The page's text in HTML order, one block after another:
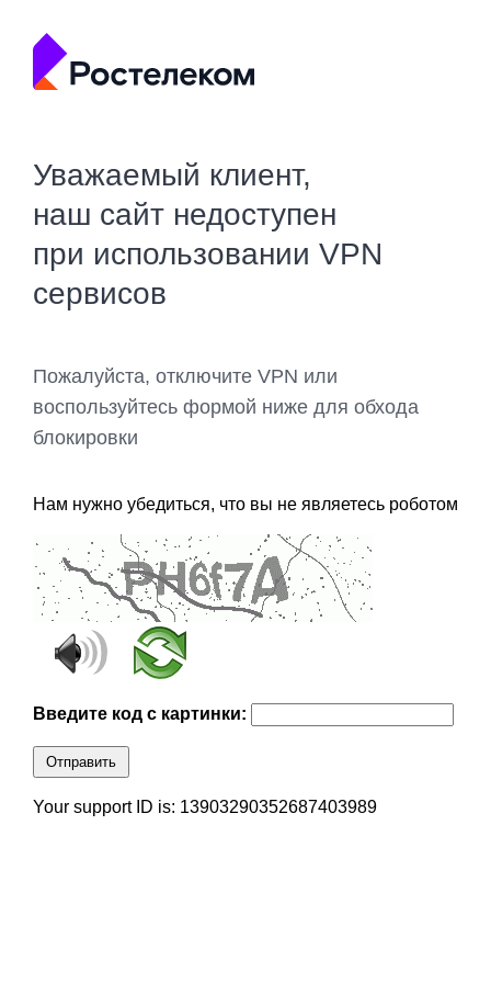
Уважаемый клиент,
наш сайт недоступен
при использовании VPN
сервисов
Пожалуйста, отключите VPN или
воспользуйтесь формой ниже для обхода
блокировки
Нам нужно убедиться, что вы не являетесь роботом
Введите код с картинки:
Отправить
Your support ID is: 13903290352687403989